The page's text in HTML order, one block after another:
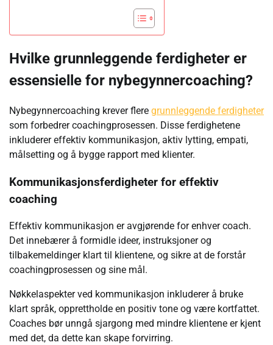
Hvilke grunnleggende ferdigheter er
essensielle for nybegynnercoaching?
Nybegynnercoaching krever flere grunnleggende ferdigheter
som forbedrer coachingprosessen. Disse ferdighetene
inkluderer effektiv kommunikasjon, aktiv lytting, empati,
målsetting og å bygge rapport med klienter.
Kommunikasjonsferdigheter for effektiv
coaching
Effektiv kommunikasjon er avgjørende for enhver coach.
Det innebærer å formidle ideer, instruksjoner og
tilbakemeldinger klart til klientene, og sikre at de forstår
coachingprosessen og sine mål.
Nøkkelaspekter ved kommunikasjon inkluderer å bruke
klart språk, opprettholde en positiv tone og være kortfattet.
Coaches bør unngå sjargong med mindre klientene er kjent
med det, da dette kan skape forvirring.